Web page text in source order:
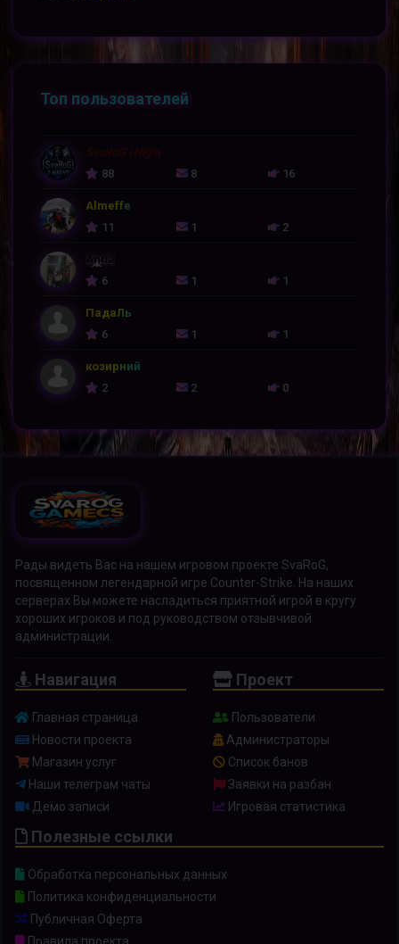
Топ пользователей
SvaRoG l Night
88
8 16
Almeffe
11
1 2
Anna
6
1 1
ПадаЛь
6
1 1
козирний
2
2 0
Рады видеть Вас на нашем игровом проекте SvaRoG,
посвященном легендарной игре Counter-Strike. На наших
серверах Вы можете насладиться приятной игрой в кругу
хороших игроков и под руководством отзывчивой
администрации.
Навигация
Главная страница
Новости проекта
Магазин услуг
Наши телеграм чаты
Демо записи
Проект
Пользователи
Администраторы
Список банов
Заявки на разбан
Игровая статистика
Полезные ссылки
Обработка персональных данных
Политика конфиденциальности
Публичная Оферта